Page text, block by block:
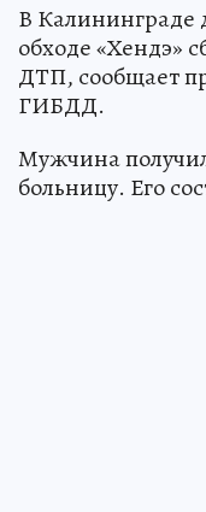
В Калининграде
обходе «Хендэ»
ДТП, сообщает
ГИБДД.
Мужчина
больницу. Его